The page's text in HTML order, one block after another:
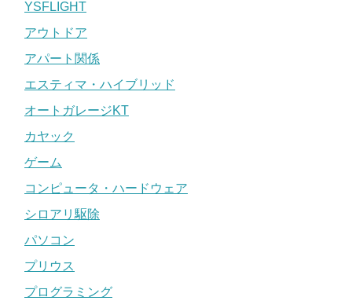
YSFLIGHT
アウトドア
アパート関係
エスティマ・ハイブリッド
オートガレージKT
カヤック
ゲーム
コンピュータ・ハードウェア
シロアリ駆除
パソコン
プリウス
プログラミング